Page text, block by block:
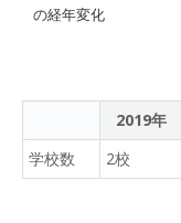
の経年変化
2019年
学校数
2校